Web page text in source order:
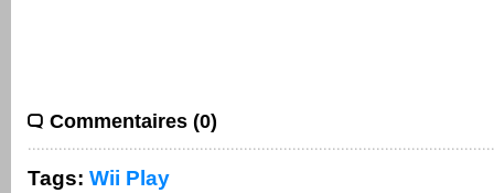
Commentaires (0)
Tags: Wii Play